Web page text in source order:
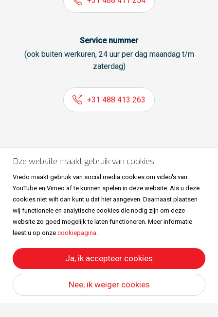
Service nummer
(ook buiten werkuren, 24 uur per dag maandag t/m
zaterdag)
+31 488 413 263
Volg ons ook op
All right reserved © Vredo 2026.
Sitemap
Dze website maakt gebruik van cookies
Vredo maakt gebruik van social media cookies om video's van
YouTube en Vimeo af te kunnen spelen in deze website. Als u deze
cookies niet wilt dan kunt u dat hier aangeven. Daarnaast plaatsen
wij functionele en analytische cookies die nodig zijn om deze
website zo goed mogelijk te laten functioneren. Meer informatie
leest u op onze cookiepagina.
Ja, ik accepteer cookies
Nee, ik weiger cookies